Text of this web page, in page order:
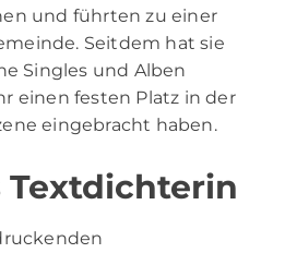
und führten zu einer
Seitdem hat sie
Singles und Alben
einen festen Platz in der
eingebracht haben.
Textdichterin